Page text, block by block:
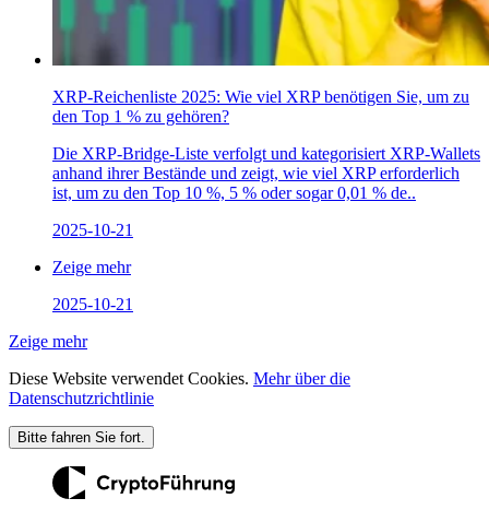
XRP-Reichenliste 2025: Wie viel XRP benötigen Sie, um zu
den Top 1 % zu gehören?
Die XRP-Bridge-Liste verfolgt und kategorisiert XRP-Wallets
anhand ihrer Bestände und zeigt, wie viel XRP erforderlich
ist, um zu den Top 10 %, 5 % oder sogar 0,01 % de..
2025-10-21
Zeige mehr
2025-10-21
Zeige mehr
Diese Website verwendet Cookies. Mehr über die
Datenschutzrichtlinie
Bitte fahren Sie fort.